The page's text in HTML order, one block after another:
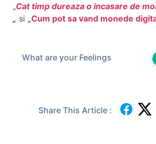
Cat timp dureaza o incasare de
si Cum pot sa vand monede
What are your Feelings
Share This Article :